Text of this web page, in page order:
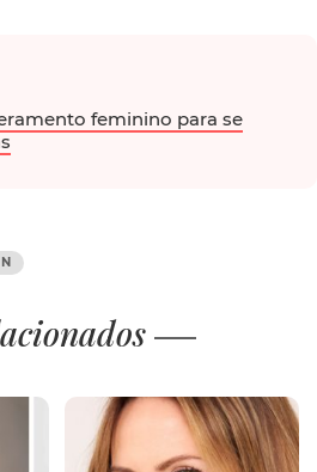
feminino para se